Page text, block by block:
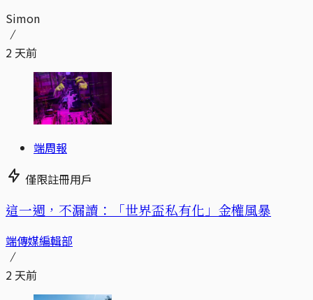
Simon
2 天前
端周報
僅限註冊用戶
這一週，不漏讀：「世界盃私有化」金權風暴
端傳媒編輯部
2 天前